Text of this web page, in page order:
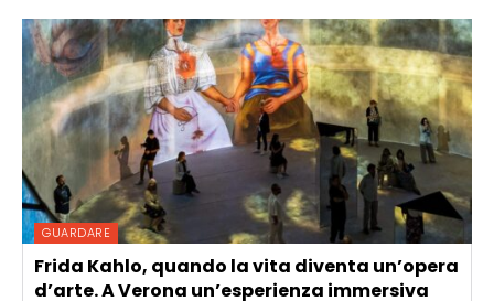
GUARDARE
Frida Kahlo, quando la vita diventa un’opera
d’arte. A Verona un’esperienza immersiva